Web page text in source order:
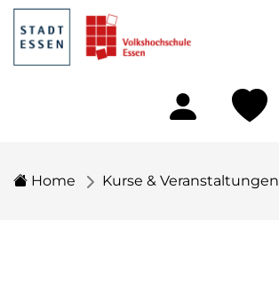
Home Kurse & Veranstaltungen